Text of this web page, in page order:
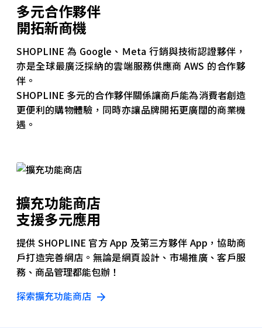
多元合作夥伴
開拓新商機
SHOPLINE 為 Google、Ｍeta 行銷與技術認證夥伴，
亦是全球最廣泛採納的雲端服務供應商 AWS 的合作夥
伴。
SHOPLINE 多元的合作夥伴關係讓商戶能為消費者創造
更便利的購物體驗，同時亦讓品牌開拓更廣闊的商業機
遇。
擴充功能商店
支援多元應用
提供 SHOPLINE 官方 App 及第三方夥伴 App，協助商
戶打造完善網店。無論是網頁設計、市場推廣、客戶服
務、商品管理都能包辦！
探索擴充功能商店